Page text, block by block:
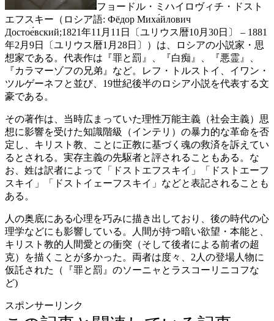
フョードル・ミハイロヴィチ・ドスト
エフスキー（ロシア語: Фёдор Миха́йлович
Достое́вский;1821年11月11日〔ユリウス暦10月30日〕 – 1881
年2月9日〔ユリウス暦1月28日〕）は、ロシアの小説家・思
想家である。代表作は『罪と罰』、『白痴』、『悪霊』、
『カラマーゾフの兄弟』など。レフ・トルストイ、イワン・
ツルゲーネフと並び、19世紀後半のロシア小説を代表する文
豪である。
その著作は、当時広まっていた理性万能主義（社会主義）思
想に影響を受けた知識階級（インテリ）の暴力的な革命を否
定し、キリスト教、ことに正教に基づく魂の救済を訴えてい
るとされる。実存主義の先駆者と評されることもある。な
お、姓は訳者によって「ドストエフスキイ」「ドストエーフ
スキイ」「ドストイェーフスキイ」などと表記されることも
ある。
人の奥底にある心理を巧みに描き出しており、後の時代の心
理学などにも影響している。人間が持つ暗い欲望・本能と、
キリスト教的人間愛との衝突（そして後者による前者の超
克）を描くことが多かった。両者は度々、2人の登場人物に
仮託された（『罪と罰』のソーニャとラスコーリニコフな
ど)
スポンサーリンク